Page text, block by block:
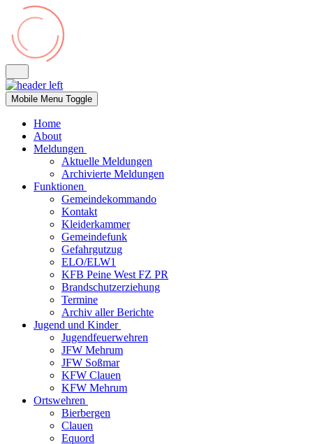
Mobile Menu Toggle
Home
About
Meldungen
Aktuelle Meldungen
Archivierte Meldungen
Funktionen
Gemeindekommando
Kontakt
Kleiderkammer
Gemeindefunk
Gefahrgutzug
ELO/ELW1
KFB Peine West FZ PR
Brandschutzerziehung
Termine
Archiv aller Berichte
Jugend und Kinder
Jugendfeuerwehren
JFW Mehrum
JFW Soßmar
KFW Clauen
KFW Mehrum
Ortswehren
Bierbergen
Clauen
Equord